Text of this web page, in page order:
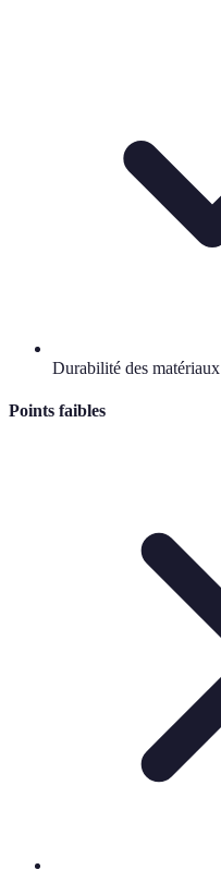
Durabilité des matériaux
Points faibles